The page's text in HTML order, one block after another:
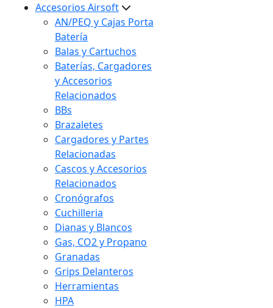
Accesorios Airsoft
AN/PEQ y Cajas Porta
Batería
Balas y Cartuchos
Baterías, Cargadores
y Accesorios
Relacionados
BBs
Brazaletes
Cargadores y Partes
Relacionadas
Cascos y Accesorios
Relacionados
Cronógrafos
Cuchilleria
Dianas y Blancos
Gas, CO2 y Propano
Granadas
Grips Delanteros
Herramientas
HPA